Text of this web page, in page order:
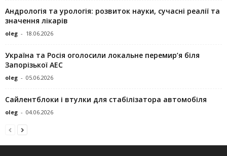
Андрологія та урологія: розвиток науки, сучасні реалії та
значення лікарів
oleg - 18.06.2026
Україна та Росія оголосили локальне перемир’я біля
Запорізької АЕС
oleg - 05.06.2026
Сайлентблоки і втулки для стабілізатора автомобіля
oleg - 04.06.2026